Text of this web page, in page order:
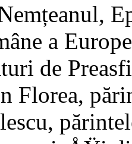
a
de
Florea,